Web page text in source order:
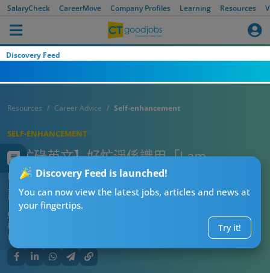
SalaryCheck CareerMove Company Profiles Learning Resources
Discovery Feed
Discovery Feed is launched!
You can now view the latest jobs, articles and news at
your fingertips.
Try it!
Resources Career Advice Self-enhancement
SELF-ENHANCEMENT
【忙碌英文】好忙淨係識用「I am
busy」？10+種超實用形容詞及名詞一次學
識！(附常用英文句型及情境)
CT進修導師阿J
Published:
Updated: